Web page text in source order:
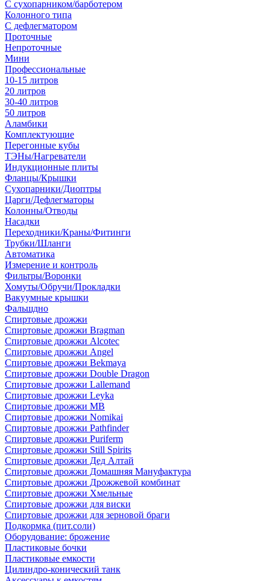
С сухопарником/барботером
Колонного типа
С дефлегматором
Проточные
Непроточные
Мини
Профессиональные
10-15 литров
20 литров
30-40 литров
50 литров
Аламбики
Комплектующие
Перегонные кубы
ТЭНы/Нагреватели
Индукционные плиты
Фланцы/Крышки
Сухопарники/Диоптры
Царги/Дефлегматоры
Колонны/Отводы
Насадки
Переходники/Краны/Фитинги
Трубки/Шланги
Автоматика
Измерение и контроль
Фильтры/Воронки
Хомуты/Обручи/Прокладки
Вакуумные крышки
Фальшдно
Спиртовые дрожжи
Спиртовые дрожжи Bragman
Спиртовые дрожжи Alcotec
Спиртовые дрожжи Angel
Спиртовые дрожжи Bekmaya
Спиртовые дрожжи Double Dragon
Спиртовые дрожжи Lallemand
Спиртовые дрожжи Leyka
Спиртовые дрожжи MB
Спиртовые дрожжи Nomikai
Спиртовые дрожжи Pathfinder
Спиртовые дрожжи Puriferm
Спиртовые дрожжи Still Spirits
Спиртовые дрожжи Дед Алтай
Спиртовые дрожжи Домашняя Мануфактура
Спиртовые дрожжи Дрожжевой комбинат
Спиртовые дрожжи Хмельные
Спиртовые дрожжи для виски
Спиртовые дрожжи для зерновой браги
Подкормка (пит.соли)
Оборудование: брожение
Пластиковые бочки
Пластиковые емкости
Цилиндро-конический танк